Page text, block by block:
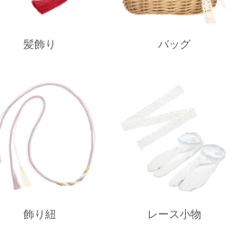
髪飾り バッグ
飾り紐 レース小物